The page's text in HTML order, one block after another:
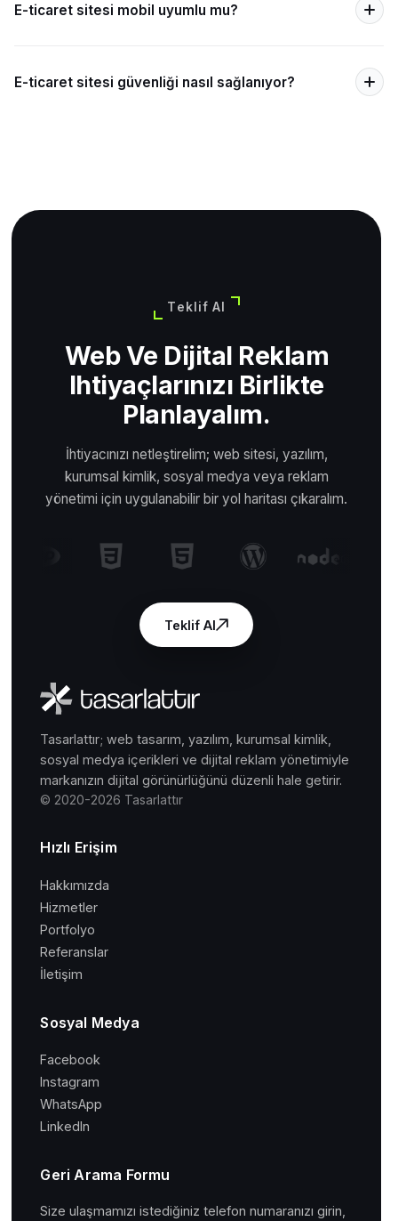
E-ticaret sitesi mobil uyumlu mu?
E-ticaret sitesi güvenliği nasıl sağlanıyor?
Teklif Al
Web Ve Dijital Reklam
Ihtiyaçlarınızı Birlikte
Planlayalım.
İhtiyacınızı netleştirelim; web sitesi, yazılım,
kurumsal kimlik, sosyal medya veya reklam
yönetimi için uygulanabilir bir yol haritası çıkaralım.
Teklif Al
Tasarlattır; web tasarım, yazılım, kurumsal kimlik,
sosyal medya içerikleri ve dijital reklam yönetimiyle
markanızın dijital görünürlüğünü düzenli hale getirir.
© 2020-2026 Tasarlattır
Hızlı Erişim
Hakkımızda
Hizmetler
Portfolyo
Referanslar
İletişim
Sosyal Medya
Facebook
Instagram
WhatsApp
LinkedIn
Geri Arama Formu
Size ulaşmamızı istediğiniz telefon numaranızı girin,